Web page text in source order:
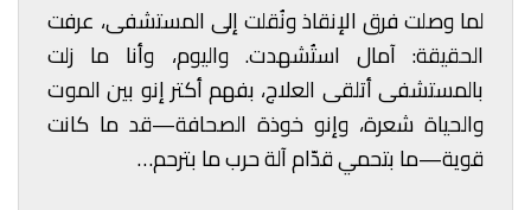
لما وصلت فرق الإنقاذ ونُقلت إلى المستشفى، عرفت
الحقيقة: آمال استُشهدت.واليوم، وأنا ما زلت
بالمستشفى أتلقى العلاج، بفهم أكتر إنو بين الموت
والحياة شعرة، وإنو خوذة الصحافة—قد ما كانت
قوية—ما بتحمي قدّام آلة حرب ما بترحم…